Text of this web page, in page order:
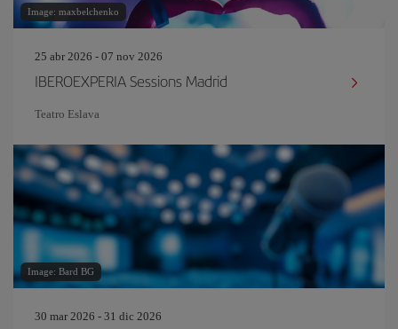
Image: maxbelchenko
25 abr 2026 - 07 nov 2026
IBEROEXPERIA Sessions Madrid
Teatro Eslava
Image: Bard BG
30 mar 2026 - 31 dic 2026